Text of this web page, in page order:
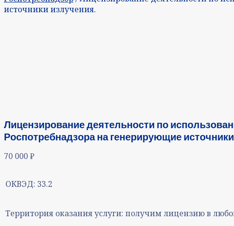
источники излучения.
Лицензирование деятельности по
Роспотребнадзора на генерирующие
70 000₽
ОКВЭД: 33.2
Территория оказания услуги: получим лицензию в